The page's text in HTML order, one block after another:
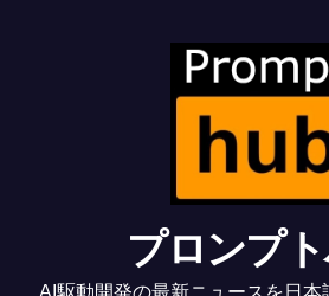
プロンプ